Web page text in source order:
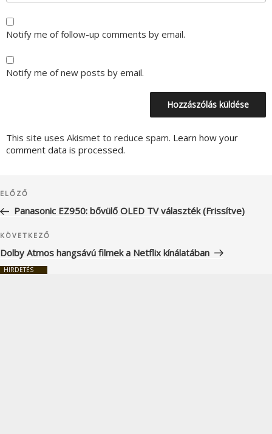
Notify me of follow-up comments by email.
Notify me of new posts by email.
This site uses Akismet to reduce spam. Learn how your
comment data is processed.
navigáció
Korábbi
bejegyzés
ELŐZŐ
Panasonic EZ950: bővülő OLED TV választék (Frissítve)
Következő
bejegyzés
KÖVETKEZŐ
Dolby Atmos hangsávú filmek a Netflix kínálatában
HIRDETÉS